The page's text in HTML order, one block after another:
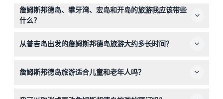
詹姆斯邦德岛、攀牙湾、宏岛和开岛的旅游我应该带些
什么？
色。建议穿舒适的鞋子并带一套换洗衣物，以便乘船和海滩
从普吉岛出发的詹姆斯邦德岛旅游大约多长时间？
湾、宏岛和开岛。通常出发时间在上午7:00至9:00之间
詹姆斯邦德岛旅游适合儿童和老年人吗？